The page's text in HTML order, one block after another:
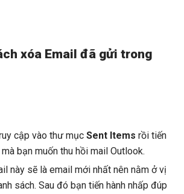
xóa Email đã gửi trong
cập vào thư mục Sent Items rồi tiến
bạn muốn thu hồi mail Outlook.
này sẽ là email mới nhất nên nằm ở vị
sách. Sau đó bạn tiến hành nhấp đúp